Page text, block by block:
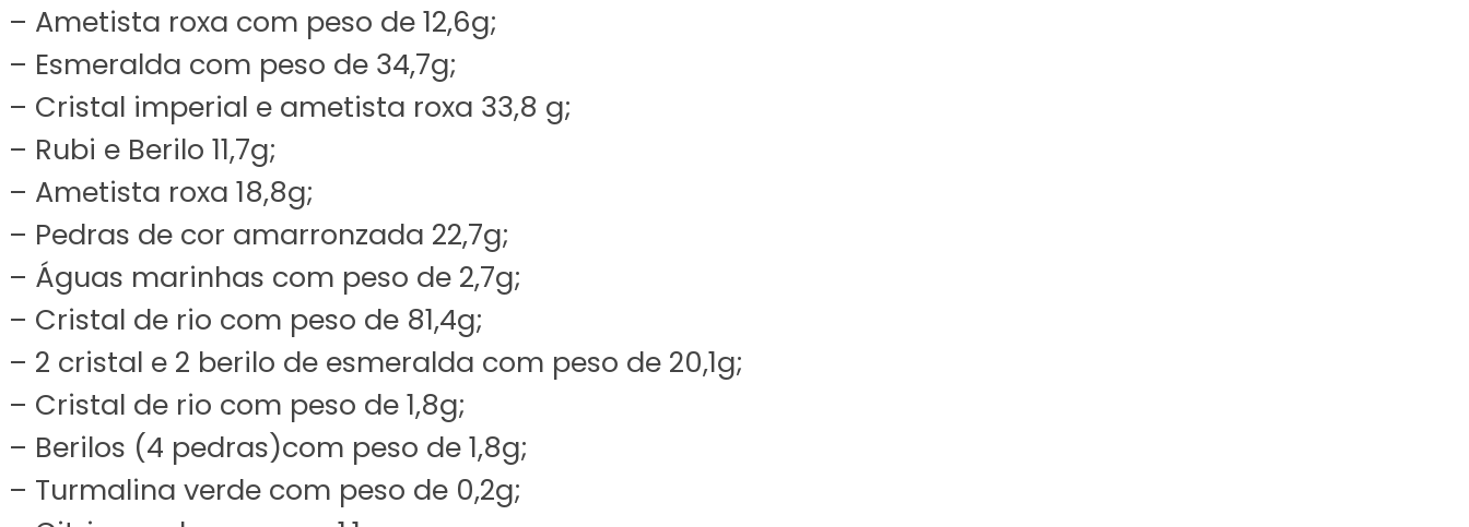
– Ametista roxa com peso de 12,6g;
– Esmeralda com peso de 34,7g;
– Cristal imperial e ametista roxa 33,8 g;
– Rubi e Berilo 11,7g;
– Ametista roxa 18,8g;
– Pedras de cor amarronzada 22,7g;
– Águas marinhas com peso de 2,7g;
– Cristal de rio com peso de 81,4g;
– 2 cristal e 2 berilo de esmeralda com peso de 20,1g;
– Cristal de rio com peso de 1,8g;
– Berilos (4 pedras)com peso de 1,8g;
– Turmalina verde com peso de 0,2g;